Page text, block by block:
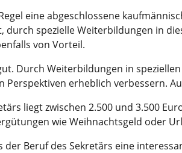
eine abgeschlossene
spezielle Weiterbildungen in
von Vorteil.
Durch Weiterbildungen in
Perspektiven erheblich verbessern.
liegt zwischen 2.500 und 3.500
wie Weihnachtsgeld oder
der Beruf des Sekretärs eine